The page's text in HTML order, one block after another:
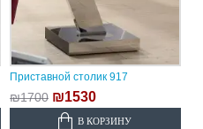
Приставной столик 917
₪1700 ₪1530
В КОРЗИНУ